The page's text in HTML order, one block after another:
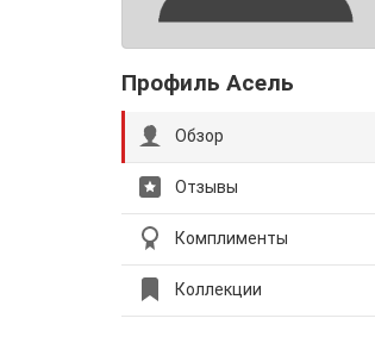
Профиль Асель
Обзор
Отзывы
Комплименты
Коллекции